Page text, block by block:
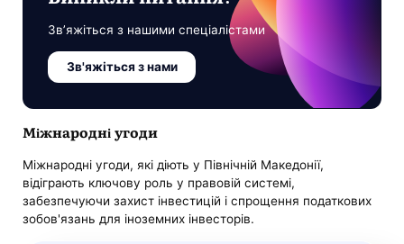
Зв’яжіться з нашими спеціалістами
Зв'яжіться з нами
Міжнародні угоди
Міжнародні угоди, які діють у Північній Македонії,
відіграють ключову роль у правовій системі,
забезпечуючи захист інвестицій і спрощення податкових
зобов'язань для іноземних інвесторів.